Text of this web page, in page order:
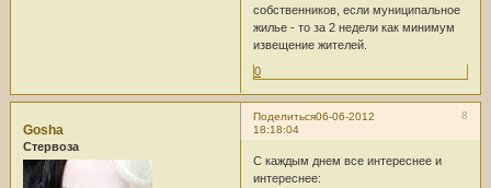
собственников, если муниципальное
жилье - то за 2 недели как минимум
извещение жителей.
0
Поделиться 8
06-06-2012
18:18:04
Gosha
Стервоза
С каждым днем все интереснее и
интереснее: